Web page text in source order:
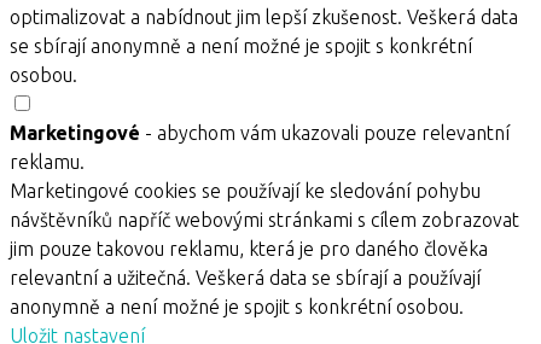
optimalizovat a nabídnout jim lepší zkušenost. Veškerá data
se sbírají anonymně a není možné je spojit s konkrétní
osobou.
Marketingové - abychom vám ukazovali pouze relevantní
reklamu.
Marketingové cookies se používají ke sledování pohybu
návštěvníků napříč webovými stránkami s cílem zobrazovat
jim pouze takovou reklamu, která je pro daného člověka
relevantní a užitečná. Veškerá data se sbírají a používají
anonymně a není možné je spojit s konkrétní osobou.
Uložit nastavení